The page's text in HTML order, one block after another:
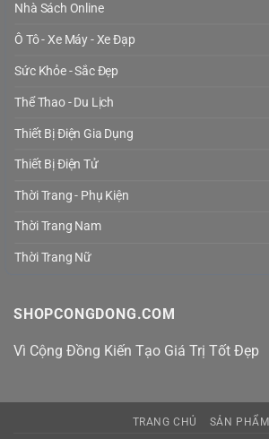
Nhà Sách Online
Ô Tô - Xe Máy - Xe Đạp
Sức Khỏe - Sắc Đẹp
Thể Thao - Du Lịch
Thiết Bị Điện Gia Dụng
Thiết Bị Điện Tử
Thời Trang - Phụ Kiện
Thời Trang Nam
Thời Trang Nữ
SHOPCONGDONG.COM
Vì Cộng Đồng Kiến Tạo Giá Trị Tốt Đẹp
TRANG CHỦ SẢN PHẨM